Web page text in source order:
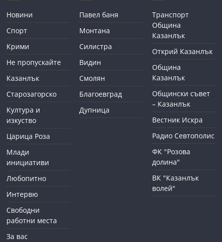
Новини
Спорт
Крими
Не пропускайте
Казанлък
Старозагорско
Култура и
изкуство
Царица Роза
Млади
инициативи
Любопитно
Интервю
Свободни
работни места
За вас
Павел баня
Монтана
Силистра
Видин
Смолян
Благоевград
Дупница
Транспорт
Община
Казанлък
Открий Казанлък
Община
Казанлък
Общински съвет
– Казанлък
Вестник Искра
Радио Севтополис
ФК "Розова
долина"
ВК "Казанлък
волей"